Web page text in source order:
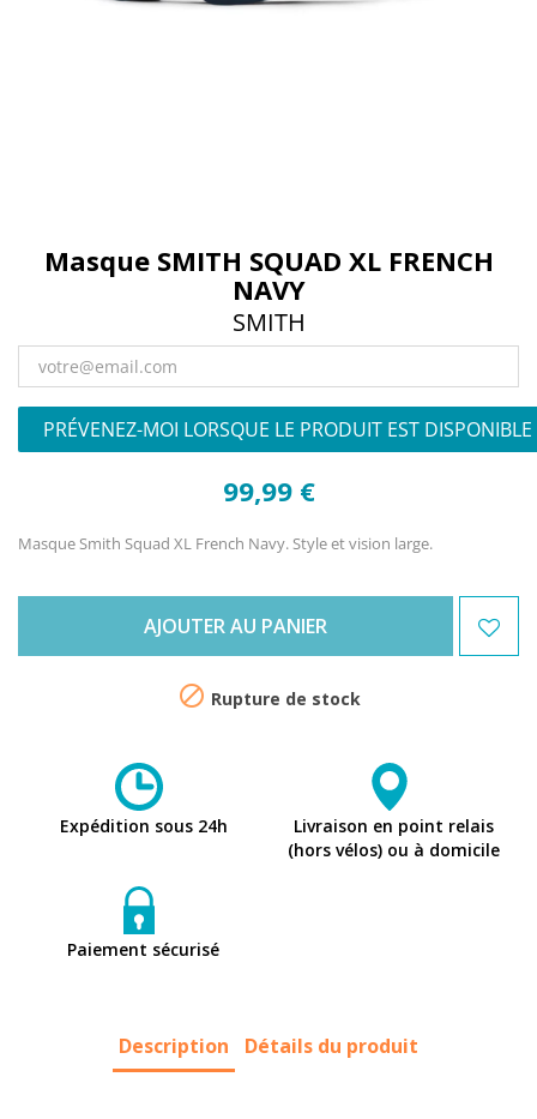
Masque SMITH SQUAD XL FRENCH
NAVY
SMITH
PRÉVENEZ-MOI LORSQUE LE PRODUIT EST DISPONIBLE
99,99 €
Masque Smith Squad XL French Navy. Style et vision large.
AJOUTER AU PANIER
 Rupture de stock
Expédition sous 24h
Livraison en point relais
(hors vélos) ou à domicile
Paiement sécurisé
Description Détails du produit